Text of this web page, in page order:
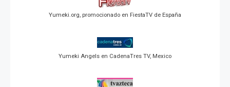
Yumeki.org, promocionado en FiestaTV de España
Yumeki Angels en CadenaTres TV, Mexico